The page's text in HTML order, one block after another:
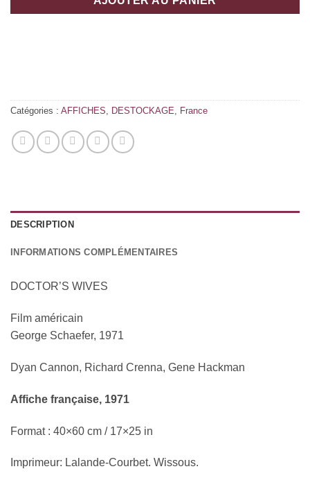
Catégories : AFFICHES, DESTOCKAGE, France
DESCRIPTION
INFORMATIONS COMPLÉMENTAIRES
DOCTOR’S WIVES
Film américain
George Schaefer, 1971
Dyan Cannon, Richard Crenna, Gene Hackman
Affiche française, 1971
Format : 40×60 cm / 17×25 in
Imprimeur: Lalande-Courbet. Wissous.